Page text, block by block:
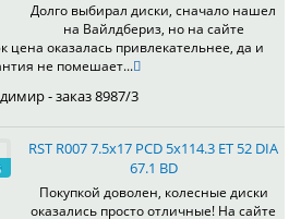
Долго выбирал диски, сначало нашел
на Вайлдбериз, но на сайте
цена оказалась привлекательнее, да и
не помешает...
- заказ 8987/3
RST R007 7.5x17 PCD 5x114.3 ET 52 DIA
67.1 BD
Покупкой доволен, колесные диски
оказались просто отличные! На сайте